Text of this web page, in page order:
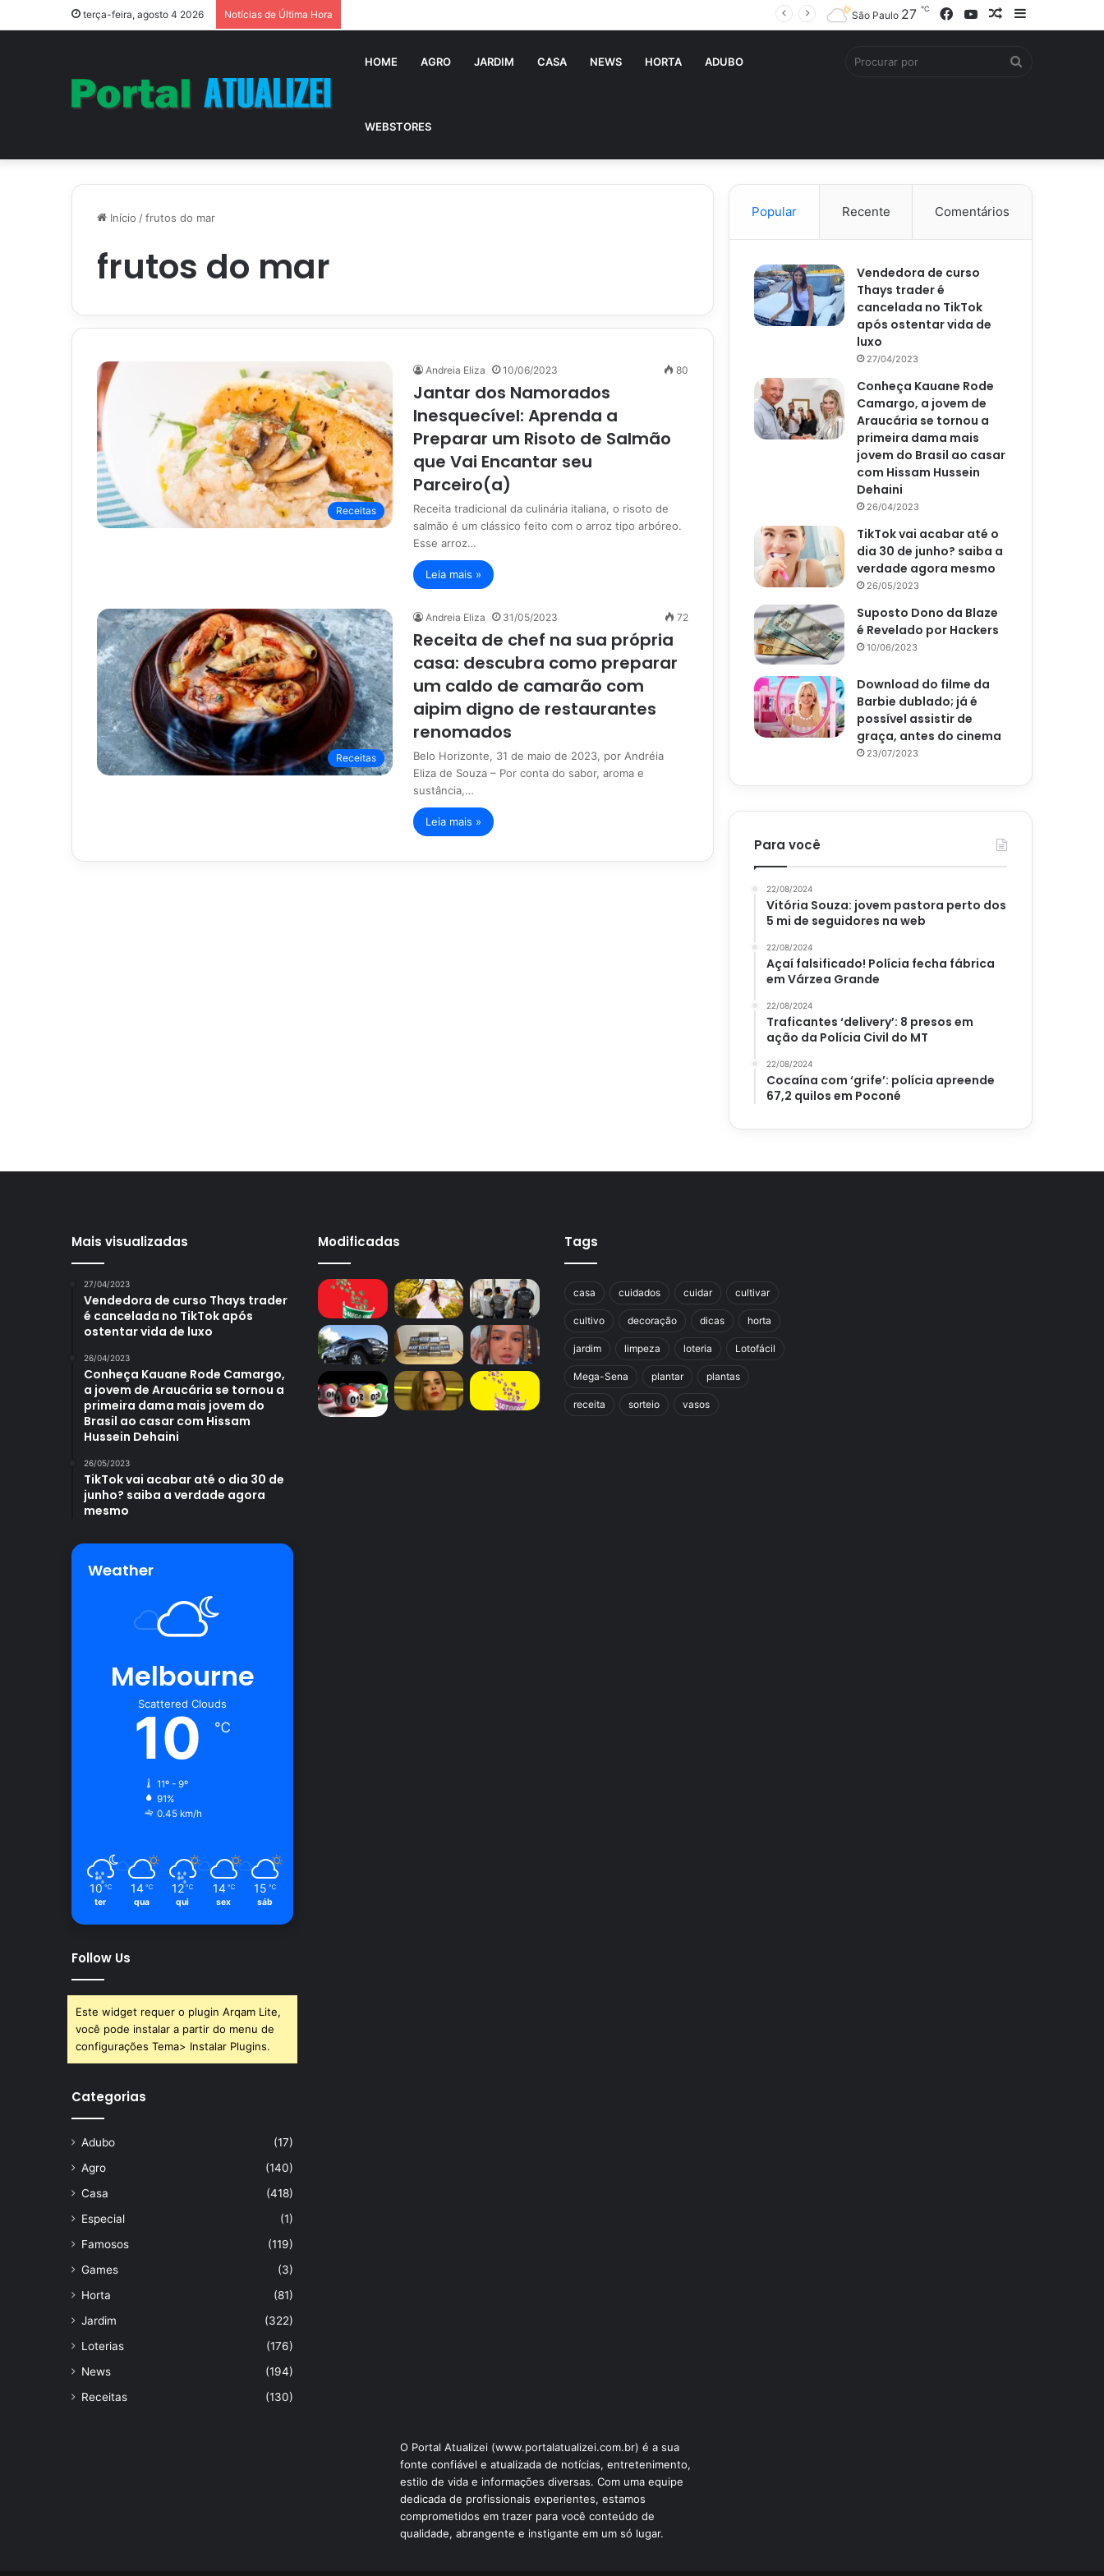
terça-feira, agosto 4 2026 Notícias de Última Hora
Barra
Artigo
YouTube
Facebook
São Paulo 27 ℃
HOME AGRO JARDIM CASA NEWS HORTA ADUBO
WEBSTORES
Início /frutos do mar
frutos do mar
Receitas
Andreia Eliza 10/06/2023 80
Jantar dos Namorados
Inesquecível: Aprenda a
Preparar um Risoto de Salmão
que Vai Encantar seu
Parceiro(a)
Receita tradicional da culinária italiana, o risoto de
salmão é um clássico feito com o arroz tipo arbóreo.
Esse arroz…
Leia mais »
Receitas
Andreia Eliza 31/05/2023 72
Receita de chef na sua própria
casa: descubra como preparar
um caldo de camarão com
aipim digno de restaurantes
renomados
Belo Horizonte, 31 de maio de 2023, por Andréia
Eliza de Souza – Por conta do sabor, aroma e
sustância,…
Leia mais »
Popular Recente Comentários
Vendedora de curso
Thays trader é
cancelada no TikTok
após ostentar vida de
luxo
27/04/2023
Conheça Kauane Rode
Camargo, a jovem de
Araucária se tornou a
primeira dama mais
jovem do Brasil ao casar
com Hissam Hussein
Dehaini
26/04/2023
TikTok vai acabar até o
dia 30 de junho? saiba a
verdade agora mesmo
26/05/2023
Suposto Dono da Blaze
é Revelado por Hackers
10/06/2023
Download do filme da
Barbie dublado; já é
possível assistir de
graça, antes do cinema
23/07/2023
Para você
22/08/2024
Vitória Souza: jovem pastora perto dos
5 mi de seguidores na web
22/08/2024
Açaí falsificado! Polícia fecha fábrica
em Várzea Grande
22/08/2024
Traficantes ‘delivery’: 8 presos em
ação da Polícia Civil do MT
22/08/2024
Cocaína com ‘grife’: polícia apreende
67,2 quilos em Poconé
Mais visualizadas
27/04/2023
Vendedora de curso Thays trader
é cancelada no TikTok após
ostentar vida de luxo
26/04/2023
Conheça Kauane Rode Camargo,
a jovem de Araucária se tornou a
primeira dama mais jovem do
Brasil ao casar com Hissam
Hussein Dehaini
26/05/2023
TikTok vai acabar até o dia 30 de
junho? saiba a verdade agora
mesmo
Weather
Melbourne
Scattered Clouds
10 ℃
11º - 9º
91%
0.45 km/h
10 ℃
ter
14 ℃
qua
12 ℃
qui
14 ℃
sex
15 ℃
sáb
Follow Us
Este widget requer o plugin Arqam Lite,
você pode instalar a partir do menu de
configurações Tema> Instalar Plugins.
Categorias
Adubo
(17)
Agro
(140)
Casa
(418)
Especial
(1)
Famosos
(119)
Games
(3)
Horta
(81)
Jardim
(322)
Loterias
(176)
News
(194)
Receitas
(130)
Modificadas Tags
casa cuidados cuidar cultivar
cultivo decoração dicas horta
jardim limpeza loteria Lotofácil
Mega-Sena plantar plantas
receita sorteio vasos
O Portal Atualizei (www.portalatualizei.com.br) é a sua
fonte confiável e atualizada de notícias, entretenimento,
estilo de vida e informações diversas. Com uma equipe
dedicada de profissionais experientes, estamos
comprometidos em trazer para você conteúdo de
qualidade, abrangente e instigante em um só lugar.